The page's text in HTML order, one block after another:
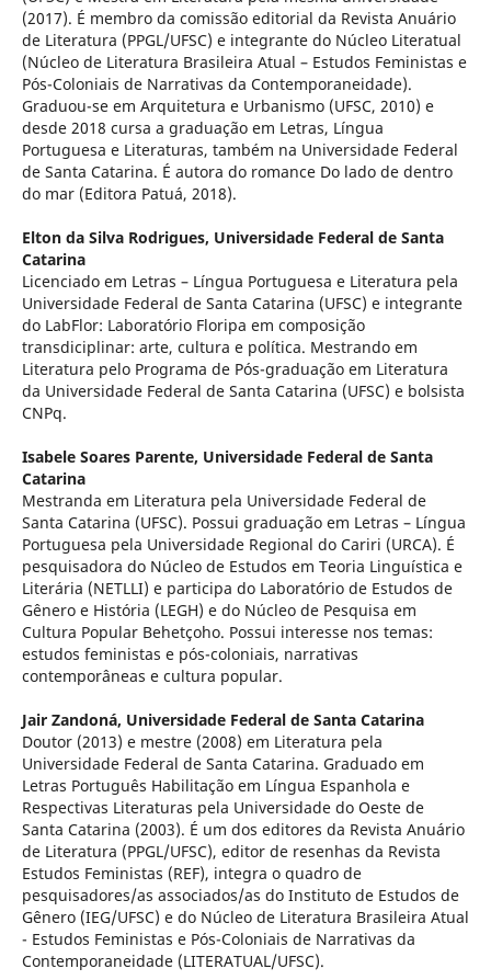
(2017). É membro da comissão editorial da Revista Anuário
de Literatura (PPGL/UFSC) e integrante do Núcleo Literatual
(Núcleo de Literatura Brasileira Atual – Estudos Feministas e
Pós-Coloniais de Narrativas da Contemporaneidade).
Graduou-se em Arquitetura e Urbanismo (UFSC, 2010) e
desde 2018 cursa a graduação em Letras, Língua
Portuguesa e Literaturas, também na Universidade Federal
de Santa Catarina. É autora do romance Do lado de dentro
do mar (Editora Patuá, 2018).
Elton da Silva Rodrigues, Universidade Federal de Santa
Catarina
Licenciado em Letras – Língua Portuguesa e Literatura pela
Universidade Federal de Santa Catarina (UFSC) e integrante
do LabFlor: Laboratório Floripa em composição
transdiciplinar: arte, cultura e política. Mestrando em
Literatura pelo Programa de Pós-graduação em Literatura
da Universidade Federal de Santa Catarina (UFSC) e bolsista
CNPq.
Isabele Soares Parente, Universidade Federal de Santa
Catarina
Mestranda em Literatura pela Universidade Federal de
Santa Catarina (UFSC). Possui graduação em Letras – Língua
Portuguesa pela Universidade Regional do Cariri (URCA). É
pesquisadora do Núcleo de Estudos em Teoria Linguística e
Literária (NETLLI) e participa do Laboratório de Estudos de
Gênero e História (LEGH) e do Núcleo de Pesquisa em
Cultura Popular Behetçoho. Possui interesse nos temas:
estudos feministas e pós-coloniais, narrativas
contemporâneas e cultura popular.
Jair Zandoná, Universidade Federal de Santa Catarina
Doutor (2013) e mestre (2008) em Literatura pela
Universidade Federal de Santa Catarina. Graduado em
Letras Português Habilitação em Língua Espanhola e
Respectivas Literaturas pela Universidade do Oeste de
Santa Catarina (2003). É um dos editores da Revista Anuário
de Literatura (PPGL/UFSC), editor de resenhas da Revista
Estudos Feministas (REF), integra o quadro de
pesquisadores/as associados/as do Instituto de Estudos de
Gênero (IEG/UFSC) e do Núcleo de Literatura Brasileira Atual
- Estudos Feministas e Pós-Coloniais de Narrativas da
Contemporaneidade (LITERATUAL/UFSC).